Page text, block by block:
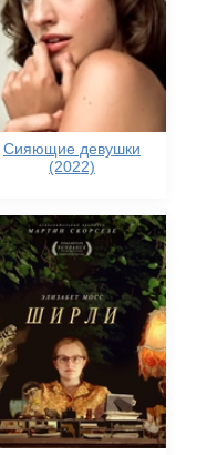
Сияющие девушки
(2022)